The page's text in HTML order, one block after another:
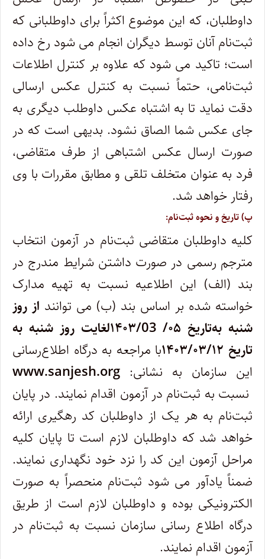
داوطلبان، که این موضوع اکثراً برای داوطلبانی که
ثبت‌نام آنان توسط دیگران انجام می شود رخ داده
است؛ تاکید می شود که علاوه بر کنترل اطلاعات
ثبت‌نامی، حتماً نسبت به کنترل عکس ارسالی
دقت نماید تا به اشتباه عکس داوطلب دیگری به
جای عکس شما الصاق نشود. بدیهی است که در
صورت ارسال عکس اشتباهی از طرف متقاضی،
فرد به عنوان متخلف تلقی و مطابق مقررات با وی
رفتار خواهد شد.
پ) تاریخ و نحوه ثبت‌نام:
کلیه داوطلبان متقاضی ثبت‌نام در آزمون انتخاب
مترجم رسمی در صورت داشتن شرایط مندرج در
بند (الف) این اطلاعیه نسبت به تهیه مدارک
خواسته شده بر اساس بند (ب) می توانند از روز
شنبه به‌تاریخ ۰۵/ ۱۴۰۳/03لغایت روز شنبه به
تاریخ ۱۴۰۳/۰۳/۱۲
با مراجعه به درگاه اطلاع‌رسانی
این سازمان به نشانی: www.sanjesh.org
نسبت به ثبت‌نام در آزمون اقدام نمایند. در پایان
ثبت‌نام به هر یک از داوطلبان کد رهگیری ارائه
خواهد شد که داوطلبان لازم است تا پایان کلیه
مراحل آزمون این کد را نزد خود نگهداری نمایند.
ضمناً یادآور می شود ثبت‌نام منحصراً به صورت
الکترونیکی بوده و داوطلبان لازم است از طریق
درگاه اطلاع رسانی سازمان نسبت به ثبت‌نام در
آزمون اقدام نمایند.